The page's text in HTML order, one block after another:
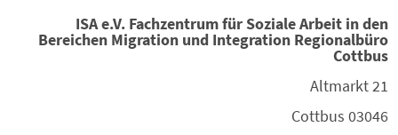
ISA e.V. Fachzentrum für Soziale Arbeit in den
Bereichen Migration und Integration Regionalbüro
Cottbus
Altmarkt 21
03046
Cottbus